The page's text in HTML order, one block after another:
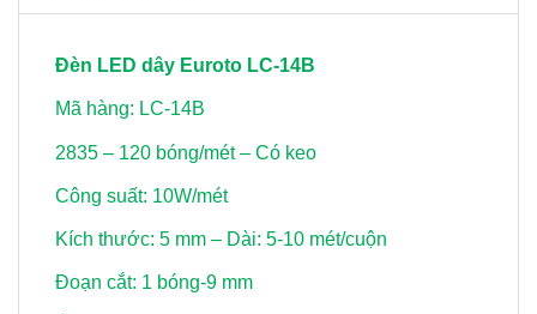
Đèn LED dây Euroto LC-14B
Mã hàng: LC-14B
2835 – 120 bóng/mét – Có keo
Công suất: 10W/mét
Kích thước: 5 mm – Dài: 5-10 mét/cuộn
Đoạn cắt: 1 bóng-9 mm